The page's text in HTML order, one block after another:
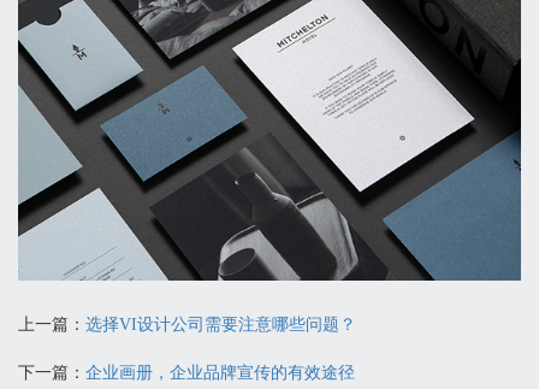
上一篇： 选择VI设计公司需要注意哪些问题？
下一篇： 企业画册，企业品牌宣传的有效途径